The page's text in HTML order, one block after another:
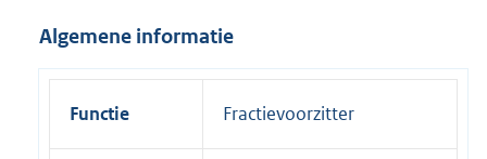
n
k
Algemene informatie
Functie Fractievoorzitter